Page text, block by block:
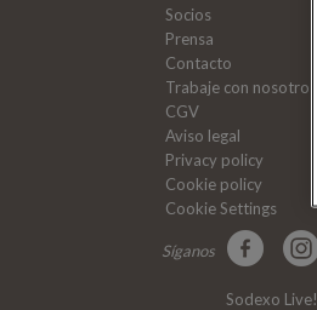
Socios
Prensa
Contacto
Trabaje con nosotros
CGV
Aviso legal
Privacy policy
Cookie policy
Cookie Settings
Síganos
Sodexo Live!